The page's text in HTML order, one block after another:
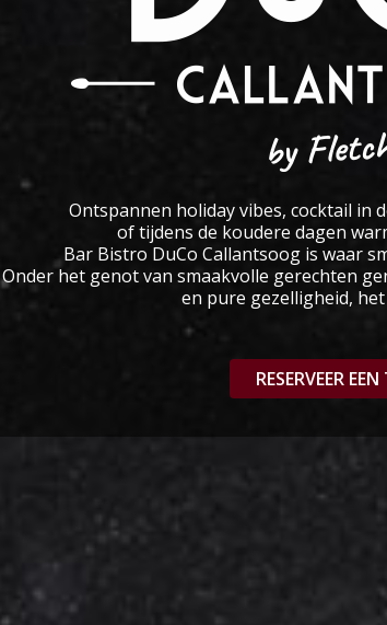
Ontspannen holiday vibes, cocktail in
of tijdens de koudere dagen
Bar Bistro DuCo Callantsoog is waar
Onder het genot van smaakvolle gerechten
en pure gezelligheid,
RESERVEER